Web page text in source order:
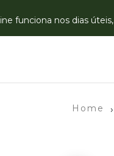
funciona nos dias
Home ›